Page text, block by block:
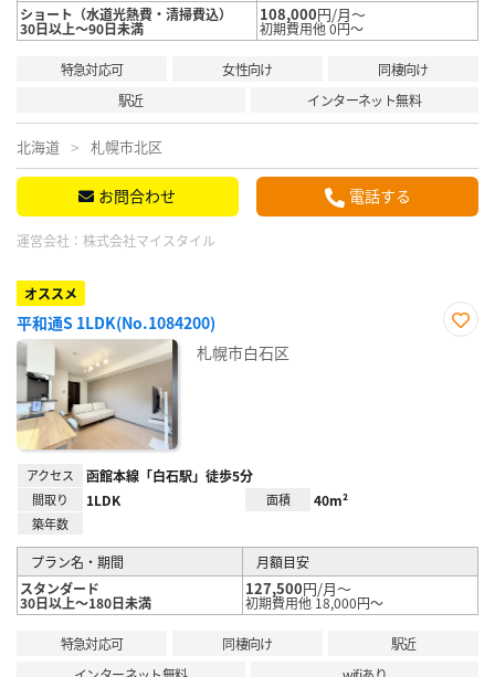
ショート（水道光熱費・清掃費込）
30日以上～90日未満
108,000円/月～
初期費用他 0円～
特急対応可 女性向け
同棲向け
駅近
インターネット無料
北海道 札幌市北区
お問合わせ 電話する
運営会社： 株式会社マイスタイル
オススメ
平和通S 1LDK(No.1084200)
札幌市白石区
アクセス 函館本線「白石駅」徒歩5分
間取り 1LDK 面積 40m²
築年数
プラン名・期間
月額目安
スタンダード
30日以上～180日未満
127,500円/月～
初期費用他 18,000円～
特急対応可 同棲向け
駅近